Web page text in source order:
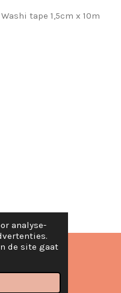
analyse-
de site gaat
Washi tape 1,5cm x 10m